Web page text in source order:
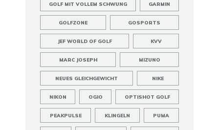
GOLF MIT VOLLEM SCHWUNG GARMIN
GOLFZONE GOSPORTS
JEF WORLD OF GOLF KVV
MARC JOSEPH MIZUNO
NEUES GLEICHGEWICHT NIKE
NIKON OGIO OPTISHOT GOLF
PEAKPULSE KLINGELN PUMA